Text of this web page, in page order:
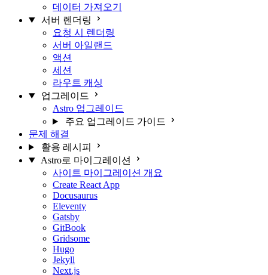
데이터 가져오기
서버 렌더링
요청 시 렌더링
서버 아일랜드
액션
세션
라우트 캐싱
업그레이드
Astro 업그레이드
주요 업그레이드 가이드
문제 해결
활용 레시피
Astro로 마이그레이션
사이트 마이그레이션 개요
Create React App
Docusaurus
Eleventy
Gatsby
GitBook
Gridsome
Hugo
Jekyll
Next.js